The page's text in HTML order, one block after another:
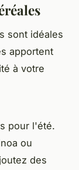
sont idéales
apportent
à votre
pour l'été.
ou
des